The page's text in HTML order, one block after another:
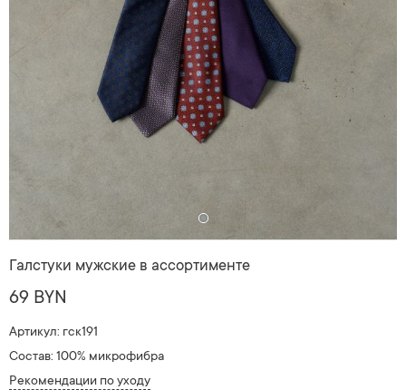
Галстуки мужские в ассортименте
69 BYN
Артикул: гск191
Состав: 100% микрофибра
Рекомендации по уходу